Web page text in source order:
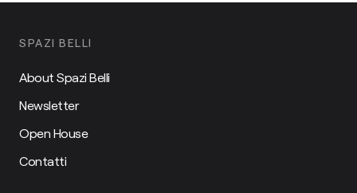
SPAZI BELLI
About Spazi Belli
Newsletter
Open House
Contatti